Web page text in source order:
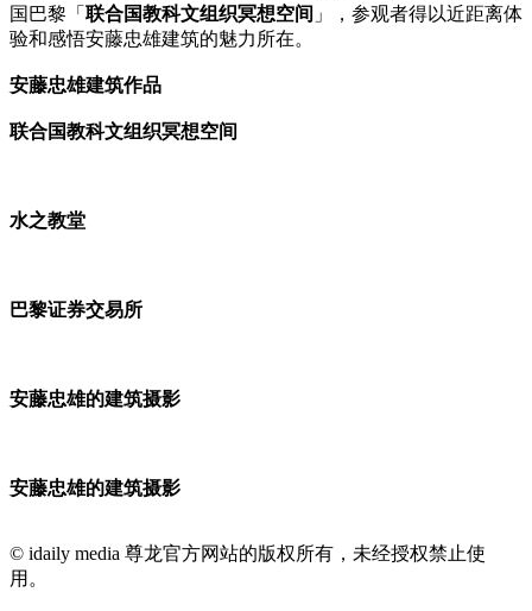
国巴黎「 联合国教科文组织冥想空间 」，参观者得以近距离体
验和感悟安藤忠雄建筑的魅力所在。
安藤忠雄建筑作品
联合国教科文组织冥想空间
水之教堂
巴黎证券交易所
安藤忠雄的建筑摄影
安藤忠雄的建筑摄影
© idaily media 尊龙官方网站的版权所有，未经授权禁止使
用。